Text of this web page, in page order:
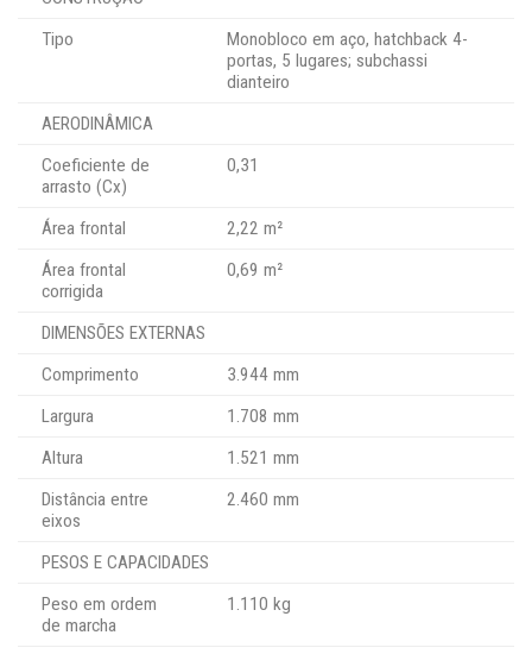
Tipo
Monobloco em aço, hatchback 4-
portas, 5 lugares; subchassi
dianteiro
AERODINÂMICA
Coeficiente de
arrasto (Cx)
0,31
Área frontal
2,22 m²
Área frontal
corrigida
0,69 m²
DIMENSÕES EXTERNAS
Comprimento
3.944 mm
Largura
1.708 mm
Altura
1.521 mm
Distância entre
eixos
2.460 mm
PESOS E CAPACIDADES
Peso em ordem
de marcha
1.110 kg